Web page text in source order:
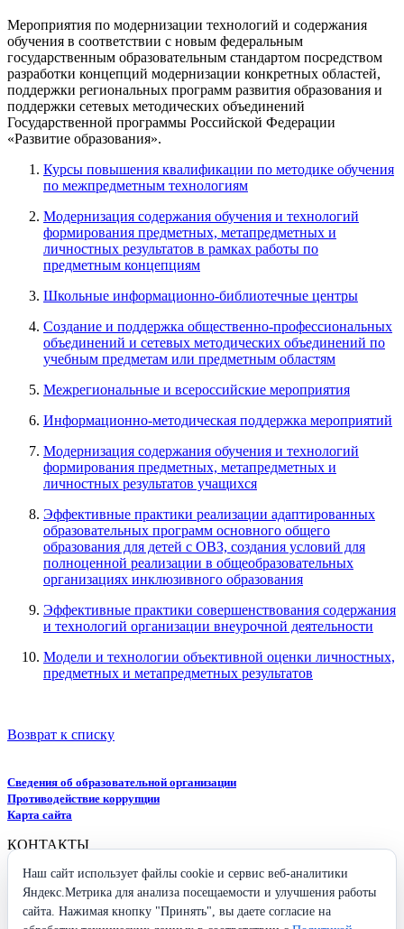
Мероприятия по модернизации технологий и содержания
обучения в соответствии с новым федеральным
государственным образовательным стандартом посредством
разработки концепций модернизации конкретных областей,
поддержки региональных программ развития образования и
поддержки сетевых методических объединений
Государственной программы Российской Федерации
«Развитие образования».
Курсы повышения квалификации по методике обучения
по межпредметным технологиям
Модернизация содержания обучения и технологий
формирования предметных, метапредметных и
личностных результатов в рамках работы по
предметным концепциям
Школьные информационно-библиотечные центры
Создание и поддержка общественно-профессиональных
объединений и сетевых методических объединений по
учебным предметам или предметным областям
Межрегиональные и всероссийские мероприятия
Информационно-методическая поддержка мероприятий
Модернизация содержания обучения и технологий
формирования предметных, метапредметных и
личностных результатов учащихся
Эффективные практики реализации адаптированных
образовательных программ основного общего
образования для детей с ОВЗ, создания условий для
полноценной реализации в общеобразовательных
организациях инклюзивного образования
Эффективные практики совершенствования содержания
и технологий организации внеурочной деятельности
Модели и технологии объективной оценки личностных,
предметных и метапредметных результатов
Возврат к списку
Сведения об образовательной организации
Противодействие коррупции
Карта сайта
КОНТАКТЫ
426009, Удмуртская Республика,
г. Ижевск, ул. Ухтомского, 25
+7 (3412) 37-96-26
secretary@iro18.ru
Наш сайт использует файлы cookie и сервис веб-аналитики
Яндекс.Метрика для анализа посещаемости и улучшения работы
сайта. Нажимая кнопку "Принять", вы даете согласие на